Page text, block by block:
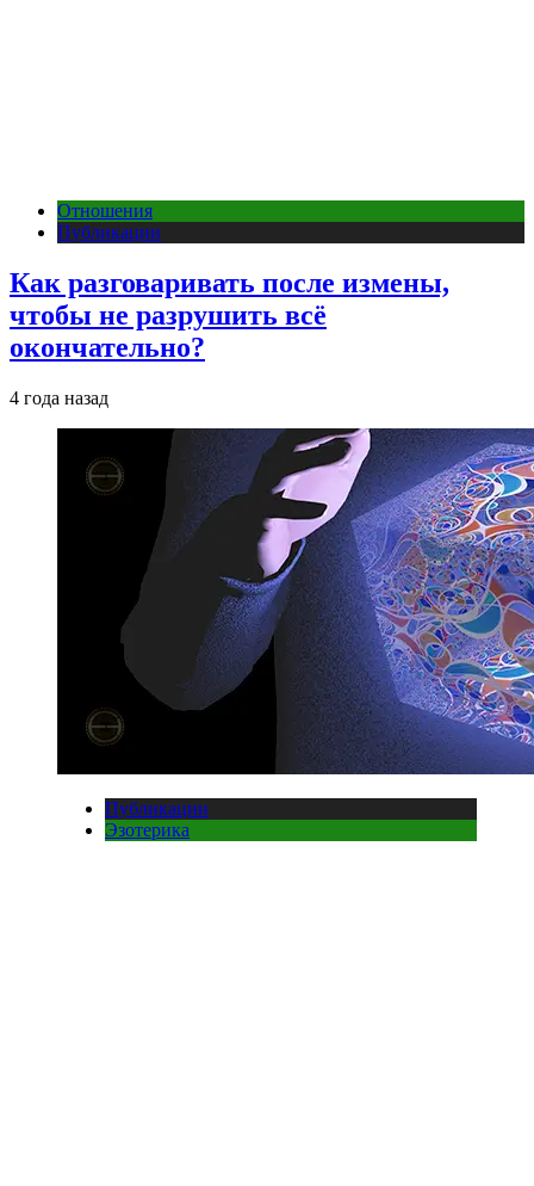
Отношения
Публикации
Как разговаривать после измены,
чтобы не разрушить всё
окончательно?
4 года назад
Публикации
Эзотерика